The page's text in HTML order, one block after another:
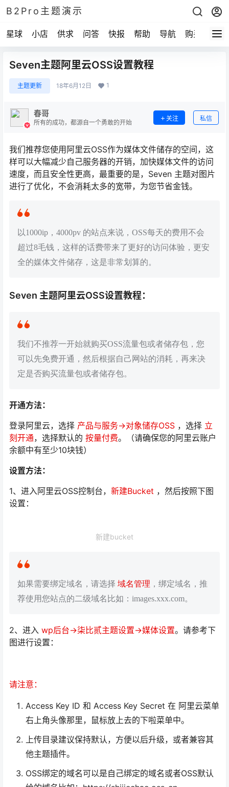
B2Pro主题演示
星球 小店 供求 问答 快报 帮助 导航 购买
Seven主题阿里云OSS设置教程
主题更新 18年6月12日 1
春哥
所有的成功，都源自一个勇敢的开始
关注 私信
我们推荐您使用阿里云OSS作为媒体文件储存的空间，这
样可以大幅减少自己服务器的开销，加快媒体文件的访问
速度，而且安全性更高，最重要的是，Seven 主题对图片
进行了优化，不会消耗太多的宽带，为您节省金钱。
以1000ip，4000pv 的站点来说，OSS每天的费用不会
超过8毛钱，这样的话费带来了更好的访问体验，更安
全的媒体文件储存，这是非常划算的。
Seven 主题阿里云OSS设置教程：
我们不推荐一开始就购买OSS流量包或者储存包，您
可以先免费开通，然后根据自己网站的消耗，再来决
定是否购买流量包或者储存包。
开通方法：
登录阿里云，选择 产品与服务->对象储存OSS ，选择 立
刻开通，选择默认的 按量付费。（请确保您的阿里云账户
余额中有至少10块钱）
设置方法：
1、进入阿里云OSS控制台， 新建Bucket ，然后按照下图
设置：
新建bucket
如果需要绑定域名，请选择 域名管理 ，绑定域名，推
荐使用您站点的二级域名比如：images.xxx.com。
2、进入 wp后台->柒比贰主题设置->媒体设置。请参考下
图进行设置：
请注意：
Access Key ID 和 Access Key Secret 在 阿里云菜单
右上角头像那里，鼠标放上去的下啦菜单中。
上传目录建议保持默认，方便以后升级，或者兼容其
他主题插件。
OSS绑定的域名可以是自己绑定的域名或者OSS默认